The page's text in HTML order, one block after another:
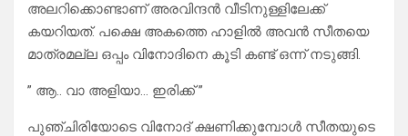
അലറിക്കൊണ്ടാണ് അരവിന്ദൻ വീടിനുള്ളിലേക്ക്
കയറിയത്. പക്ഷെ അകത്തെ ഹാളിൽ അവൻ സീതയെ
മാത്രമല്ല ഒപ്പം വിനോദിനെ കൂടി കണ്ട് ഒന്ന് നടുങ്ങി.
” ആ.. വാ അളിയാ… ഇരിക്ക് ”
പുഞ്ചിരിയോടെ വിനോദ് ക്ഷണിക്കുമ്പോൾ സീതയുടെ